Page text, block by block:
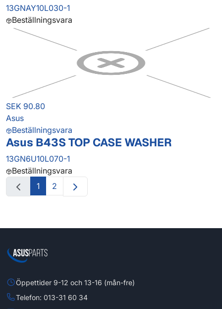
13GNAY10L030-1
Beställningsvara
SEK 90.80
Asus
Beställningsvara
Asus B43S TOP CASE WASHER
13GN6U10L070-1
Beställningsvara
1
2
Öppettider 9-12 och 13-16 (mån-fre)
Telefon: 013-31 60 34